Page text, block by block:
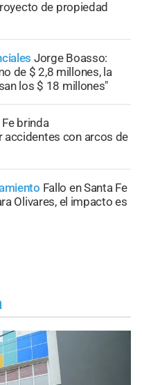
de propiedad
Jorge Boasso:
de $ 2,8 millones, la
los $ 18 millones"
brinda
accidentes con arcos de
Fallo en Santa Fe
Olivares, el impacto es